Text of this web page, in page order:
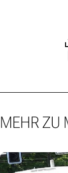
MEHR ZU